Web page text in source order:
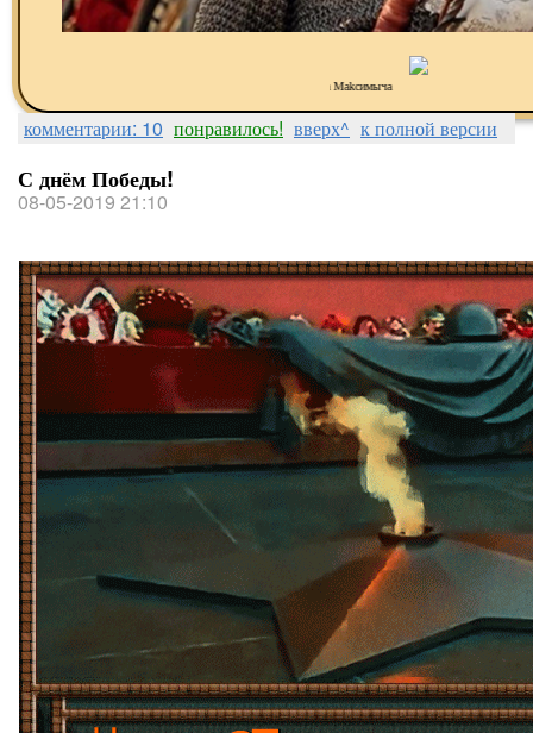
Рамка Makсимыча
комментарии: 10 понравилось! вверх^ к полной версии
С днём Победы!
08-05-2019 21:10